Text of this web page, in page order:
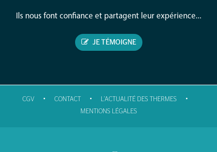
Ils nous font confiance et partagent leur expérience...
JE TÉMOIGNE
CGV • CONTACT • L'ACTUALITÉ DES THERMES •
MENTIONS LÉGALES